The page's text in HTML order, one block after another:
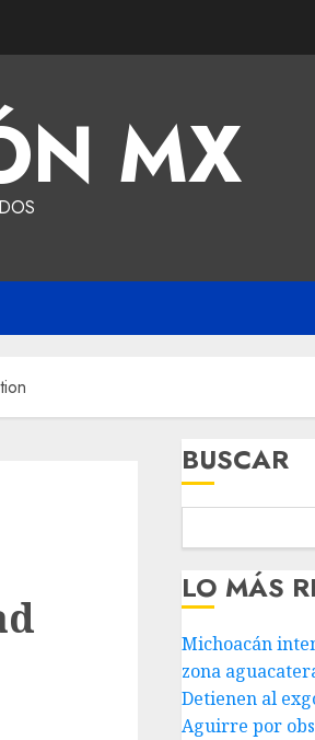
MX
BUSCAR
LO MÁS
Michoacán
zona
Detienen al
Aguirre por